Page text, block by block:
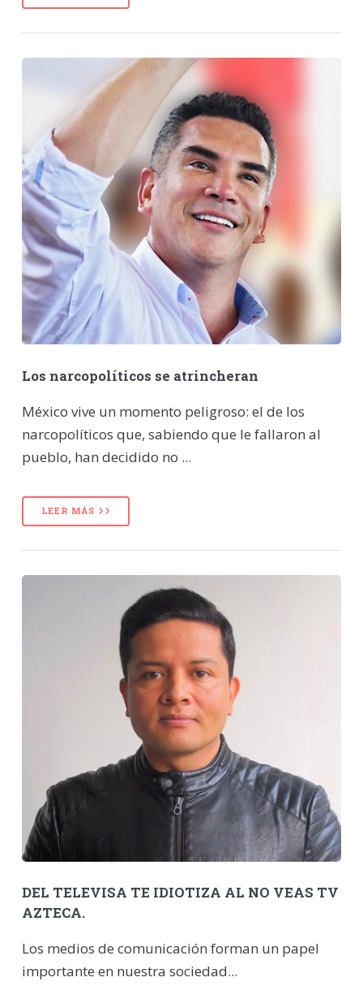
Los narcopolíticos se atrincheran
México vive un momento peligroso: el de los
narcopolíticos que, sabiendo que le fallaron al
pueblo, han decidido no ...
LEER MÁS
DEL TELEVISA TE IDIOTIZA AL NO VEAS TV
AZTECA.
Los medios de comunicación forman un papel
importante en nuestra sociedad...